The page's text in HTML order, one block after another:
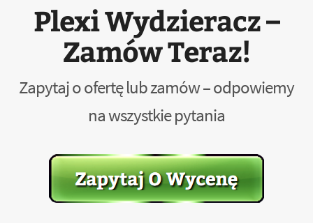
Plexi Wydzieracz –
Zamów Teraz!
Zapytaj o ofertę lub zamów – odpowiemy
na wszystkie pytania